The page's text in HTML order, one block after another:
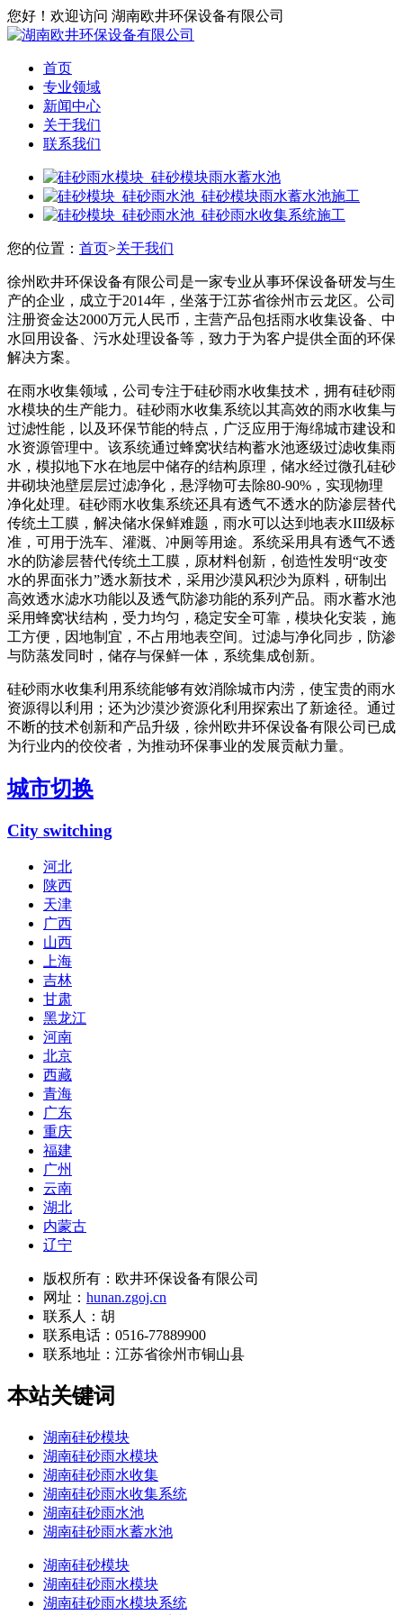
您好！欢迎访问 湖南欧井环保设备有限公司
首页
专业领域
新闻中心
关于我们
联系我们
您的位置： 首页>关于我们
徐州欧井环保设备有限公司是一家专业从事环保设备研发与生
产的企业，成立于2014年，坐落于江苏省徐州市云龙区。公司
注册资金达2000万元人民币，主营产品包括雨水收集设备、中
水回用设备、污水处理设备等，致力于为客户提供全面的环保
解决方案。
在雨水收集领域，公司专注于硅砂雨水收集技术，拥有硅砂雨
水模块的生产能力。硅砂雨水收集系统以其高效的雨水收集与
过滤性能，以及环保节能的特点，广泛应用于海绵城市建设和
水资源管理中。该系统通过蜂窝状结构蓄水池逐级过滤收集雨
水，模拟地下水在地层中储存的结构原理，储水经过微孔硅砂
井砌块池壁层层过滤净化，悬浮物可去除80-90%，实现物理
净化处理。硅砂雨水收集系统还具有透气不透水的防渗层替代
传统土工膜，解决储水保鲜难题，雨水可以达到地表水III级标
准，可用于洗车、灌溉、冲厕等用途。系统采用具有透气不透
水的防渗层替代传统土工膜，原材料创新，创造性发明“改变
水的界面张力”透水新技术，采用沙漠风积沙为原料，研制出
高效透水滤水功能以及透气防渗功能的系列产品。雨水蓄水池
采用蜂窝状结构，受力均匀，稳定安全可靠，模块化安装，施
工方便，因地制宜，不占用地表空间。过滤与净化同步，防渗
与防蒸发同时，储存与保鲜一体，系统集成创新。
硅砂雨水收集利用系统能够有效消除城市内涝，使宝贵的雨水
资源得以利用；还为沙漠沙资源化利用探索出了新途径。通过
不断的技术创新和产品升级，徐州欧井环保设备有限公司已成
为行业内的佼佼者，为推动环保事业的发展贡献力量。
城市切换
City switching
河北
陕西
天津
广西
山西
上海
吉林
甘肃
黑龙江
河南
北京
西藏
青海
广东
重庆
福建
广州
云南
湖北
内蒙古
辽宁
版权所有：欧井环保设备有限公司
网址： hunan.zgoj.cn
联系人：胡
联系电话：0516-77889900
联系地址： 江苏省徐州市铜山县
本站关键词
湖南硅砂模块
湖南硅砂雨水模块
湖南硅砂雨水收集
湖南硅砂雨水收集系统
湖南硅砂雨水池
湖南硅砂雨水蓄水池
湖南硅砂模块
湖南硅砂雨水模块
湖南硅砂雨水模块系统